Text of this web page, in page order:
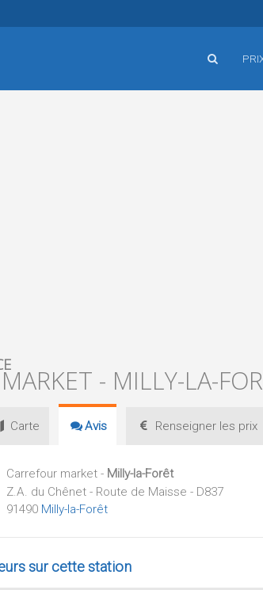
- MILLY-LA-
Carte Avis Renseigner les prix
Carrefour market - Milly-la-Forêt
Z.A. du Chênet - Route de Maisse - D837
91490 Milly-la-Forêt
sur cette station